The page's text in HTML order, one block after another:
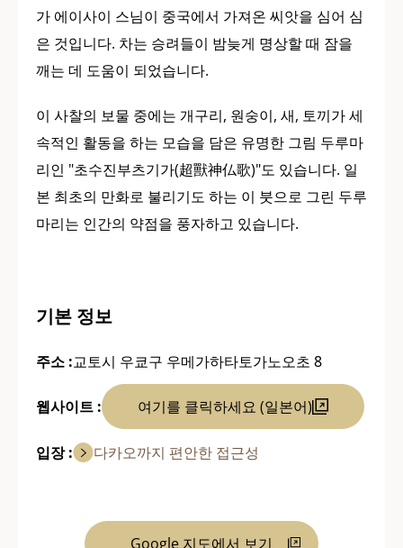
가 에이사이 스님이 중국에서 가져온 씨앗을 심어 심
은 것입니다. 차는 승려들이 밤늦게 명상할 때 잠을
깨는 데 도움이 되었습니다.
이 사찰의 보물 중에는 개구리, 원숭이, 새, 토끼가 세
속적인 활동을 하는 모습을 담은 유명한 그림 두루마
리인 "초수진부츠기가(超獸神仏歌)"도 있습니다. 일
본 최초의 만화로 불리기도 하는 이 붓으로 그린 두루
마리는 인간의 약점을 풍자하고 있습니다.
기본 정보
주소 :교토시 우쿄구 우메가하타토가노오초 8
웹사이트 : 여기를 클릭하세요 (일본어)
입장 : 다카오까지 편안한 접근성
Google 지도에서 보기